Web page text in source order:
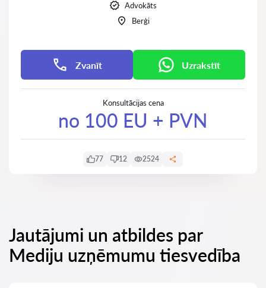
Advokāts
Berģi
Zvanīt Uzrakstīt
Konsultācijas cena
no 100 EU + PVN
77 12 2524
Jautājumi un atbildes par
Mediju uzņēmumu tiesvedība